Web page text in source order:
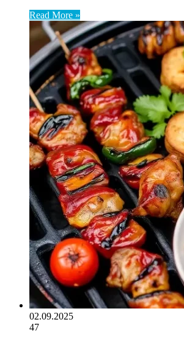
Read More »
02.09.2025
47